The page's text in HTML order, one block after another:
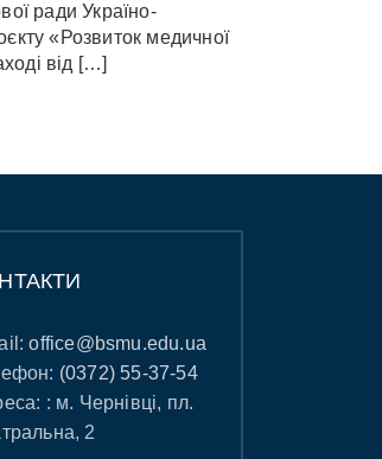
ради Україно-
«Розвиток медичної
від […]
office@bsmu.edu.ua
(0372) 55-37-54
: м. Чернівці, пл.
2